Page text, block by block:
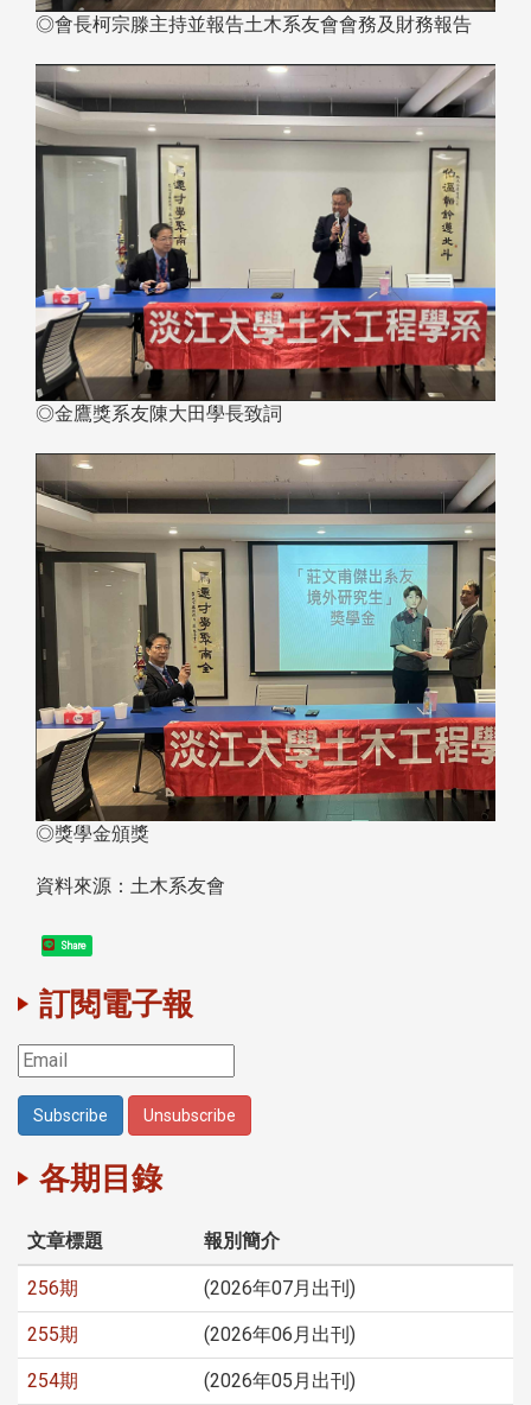
◎會長柯宗滕主持並報告土木系友會會務及財務報告
◎金鷹獎系友陳大田學長致詞
◎獎學金頒獎
資料來源：土木系友會
Share
訂閱電子報
各期目錄
文章標題 報別簡介
256期 (2026年07月出刊)
255期 (2026年06月出刊)
254期 (2026年05月出刊)